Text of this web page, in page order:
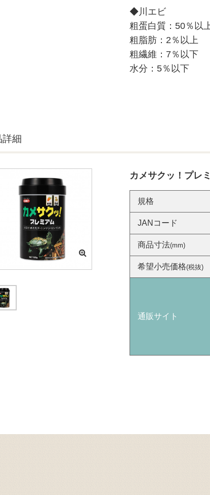
◆川エビ
粗蛋白質：50％以
粗脂肪：2％以上
粗繊維：7％以下
水分：5％以下
詳細
カメサクッ！プレ
規格
JANコード
商品寸法(mm)
希望小売価格(税抜)
通販サイト